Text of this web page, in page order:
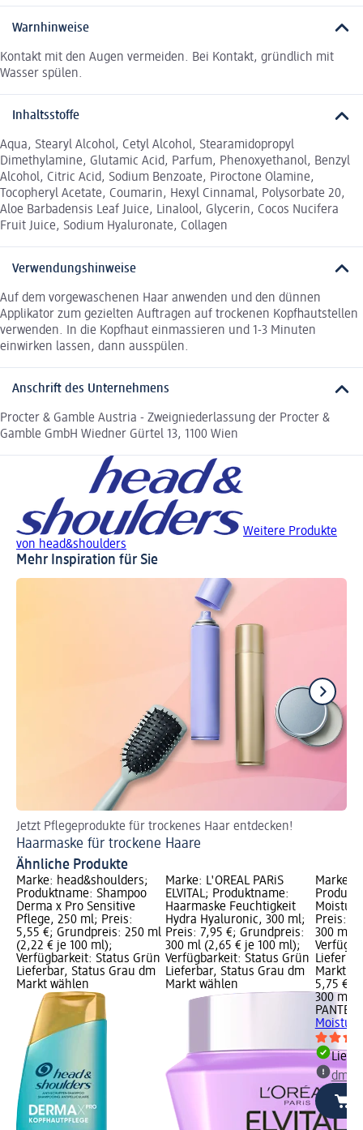
Warnhinweise
Kontakt mit den Augen vermeiden. Bei Kontakt, gründlich mit
Wasser spülen.
Inhaltsstoffe
Aqua, Stearyl Alcohol, Cetyl Alcohol, Stearamidopropyl
Dimethylamine, Glutamic Acid, Parfum, Phenoxyethanol, Benzyl
Alcohol, Citric Acid, Sodium Benzoate, Piroctone Olamine,
Tocopheryl Acetate, Coumarin, Hexyl Cinnamal, Polysorbate 20,
Aloe Barbadensis Leaf Juice, Linalool, Glycerin, Cocos Nucifera
Fruit Juice, Sodium Hyaluronate, Collagen
Verwendungshinweise
Auf dem vorgewaschenen Haar anwenden und den dünnen
Applikator zum gezielten Auftragen auf trockenen Kopfhautstellen
verwenden. In die Kopfhaut einmassieren und 1-3 Minuten
einwirken lassen, dann ausspülen.
Anschrift des Unternehmens
Procter & Gamble Austria - Zweigniederlassung der Procter &
Gamble GmbH Wiedner Gürtel 13, 1100 Wien
Weitere Produkte
von head&shoulders
Mehr Inspiration für Sie
Jetzt Pflegeprodukte für trockenes Haar entdecken!
Haarmaske für trockene Haare
Ähnliche Produkte
Marke: head&shoulders;
Produktname: Shampoo
Derma x Pro Sensitive
Pflege, 250 ml; Preis:
5,55 €; Grundpreis: 250 ml
(2,22 € je 100 ml);
Verfügbarkeit: Status Grün
Lieferbar, Status Grau dm
Markt wählen
Marke: L'ORÉAL PARiS
ELVITAL; Produktname:
Haarmaske Feuchtigkeit
Hydra Hyaluronic, 300 ml;
Preis: 7,95 €; Grundpreis:
300 ml (2,65 € je 100 ml);
Verfügbarkeit: Status Grün
Lieferbar, Status Grau dm
Markt wählen
Marke:
Preis:
300 ml
Markt
5,75 €
300 ml
dm